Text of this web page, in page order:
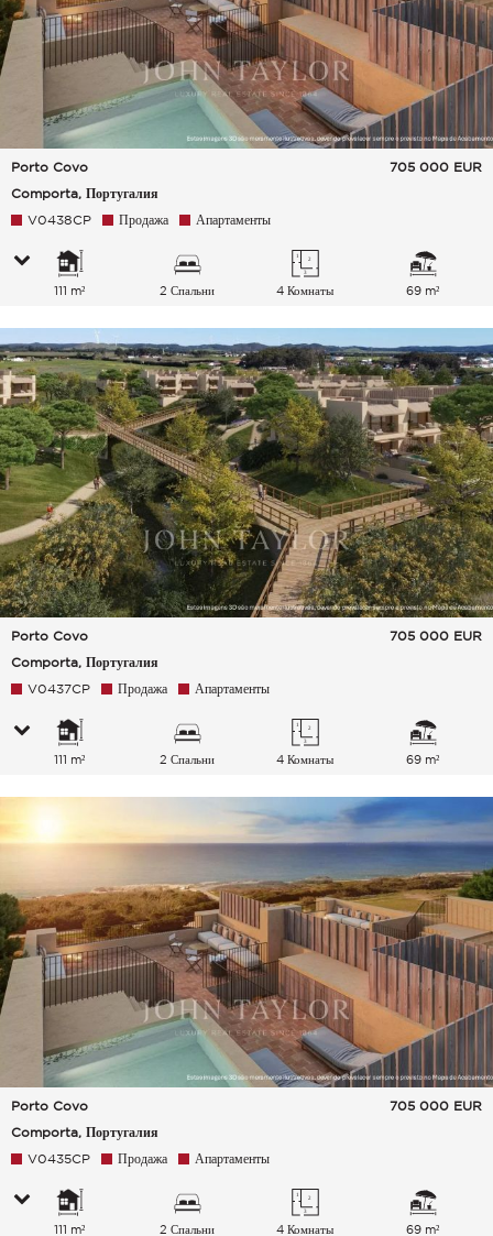
Porto Covo
Comporta, Португалия
705 000 EUR
V0438CP Продажа Апартаменты
111 m² 2 Спальни 4 Комнаты 69 m²
Porto Covo
Comporta, Португалия
705 000 EUR
V0437CP Продажа Апартаменты
111 m² 2 Спальни 4 Комнаты 69 m²
Porto Covo
Comporta, Португалия
705 000 EUR
V0435CP Продажа Апартаменты
111 m² 2 Спальни 4 Комнаты 69 m²